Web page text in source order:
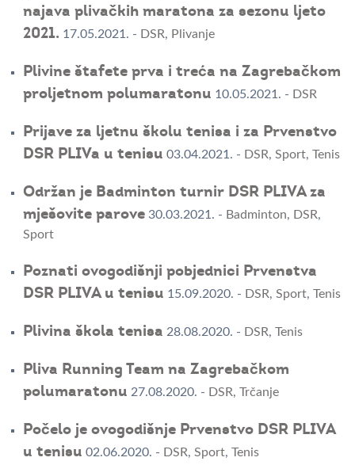
najava plivačkih maratona za sezonu ljeto
2021. 17.05.2021. - DSR, Plivanje
Plivine štafete prva i treća na Zagrebačkom
proljetnom polumaratonu 10.05.2021. - DSR
Prijave za ljetnu školu tenisa i za Prvenstvo
DSR PLIVa u tenisu 03.04.2021. - DSR, Sport, Tenis
Održan je Badminton turnir DSR PLIVA za
mješovite parove 30.03.2021. - Badminton, DSR,
Sport
Poznati ovogodišnji pobjednici Prvenstva
DSR PLIVA u tenisu 15.09.2020. - DSR, Sport, Tenis
Plivina škola tenisa 28.08.2020. - DSR, Tenis
Pliva Running Team na Zagrebačkom
polumaratonu 27.08.2020. - DSR, Trčanje
Počelo je ovogodišnje Prvenstvo DSR PLIVA
u tenisu 02.06.2020. - DSR, Sport, Tenis